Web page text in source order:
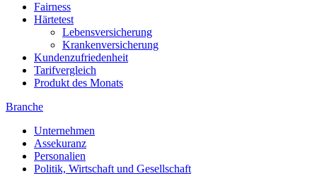
Fairness
Härtetest
Lebensversicherung
Krankenversicherung
Kundenzufriedenheit
Tarifvergleich
Produkt des Monats
Branche
Unternehmen
Assekuranz
Personalien
Politik, Wirtschaft und Gesellschaft